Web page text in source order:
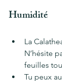
Humidité
La
N’hésite
feuilles
Tu peux